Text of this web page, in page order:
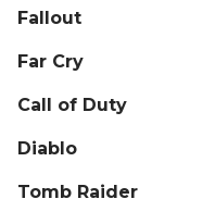
Fallout
Far Cry
Call of Duty
Diablo
Tomb Raider